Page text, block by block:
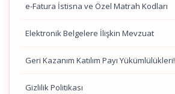
e-Fatura İstisna ve Özel Matrah Kodları
Elektronik Belgelere İlişkin Mevzuat
Geri Kazanım Katılım Payı Yükümlülükleri!
Gizlilik Politikası